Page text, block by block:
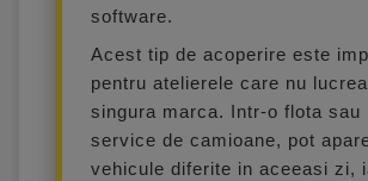
software.
Acest tip de acoperire este
pentru atelierele care nu
singura marca. Intr-o flota sau
service de camioane, pot
vehicule diferite in aceeasi zi,